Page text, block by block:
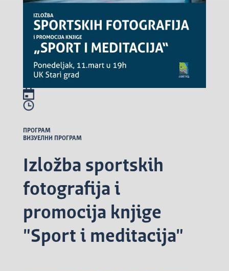
ПРОГРАМ
ВИЗУЕЛНИ ПРОГРАМ
Izložba sportskih
fotografija i
promocija knjige
"Sport i meditacija"